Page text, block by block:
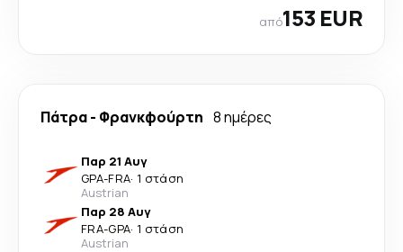
από153 EUR
Πάτρα- Φρανκφούρτη 8 ημέρες
Παρ 21 Αυγ
GPA-FRA· 1 στάση
Austrian
Παρ 28 Αυγ
FRA-GPA· 1 στάση
Austrian